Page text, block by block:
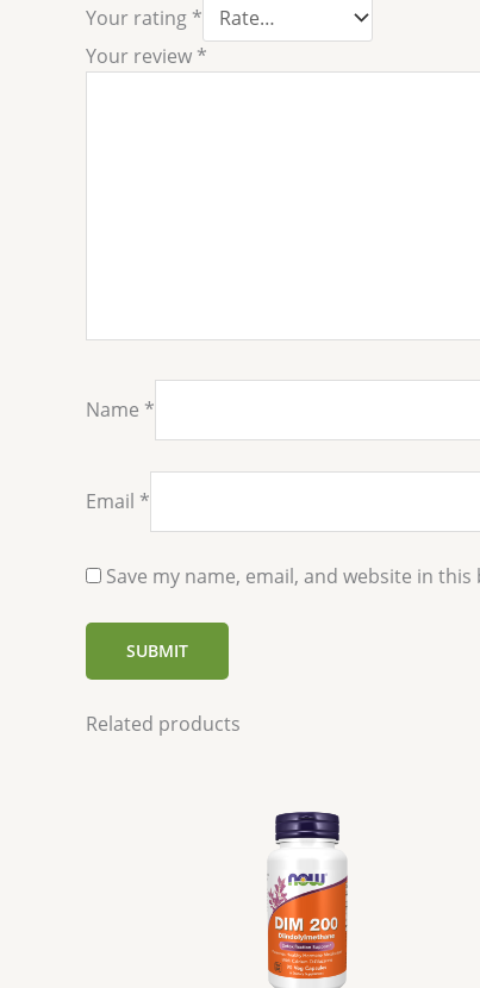
Your rating *
Your review *
Name *
Email *
Save my name, email, and website in
Related products